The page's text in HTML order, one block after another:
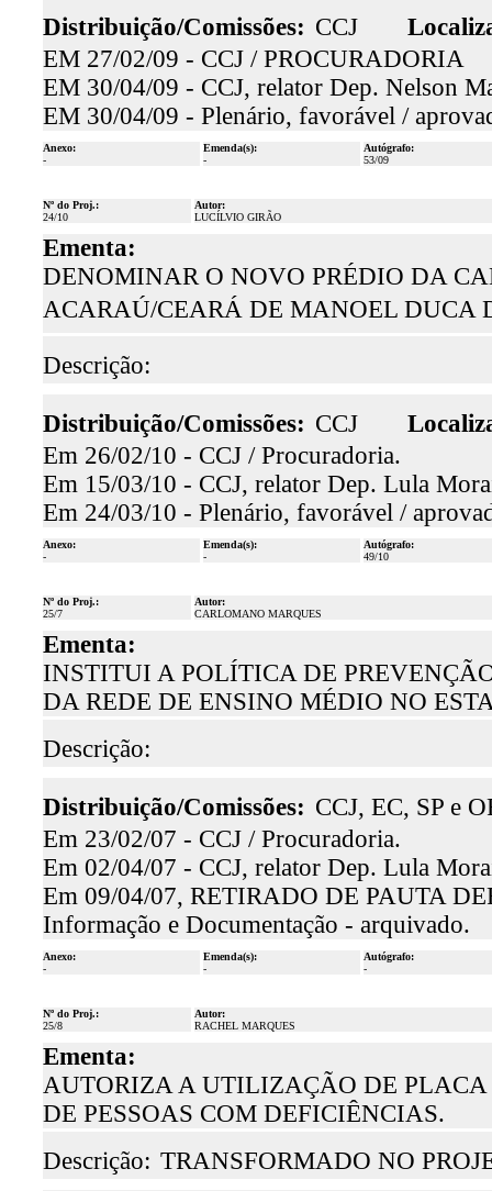
Distribuição/Comissões: CCJ
EM 27/02/09 - CCJ / PROCURADORIA
EM 30/04/09 - CCJ, relator Dep. Nelson
EM 30/04/09 - Plenário, favorável /
Anexo:
-
Emenda(s):
-
Autógrafo:
53/09
Nº do Proj.:
24/10
Autor:
LUCÍLVIO GIRÃO
Ementa:
DENOMINAR O NOVO PRÉDIO DA
ACARAÚ/CEARÁ DE MANOEL DUCA
Descrição:
Distribuição/Comissões: CCJ
Em 26/02/10 - CCJ / Procuradoria.
Em 15/03/10 - CCJ, relator Dep. Lula
Em 24/03/10 - Plenário, favorável /
Anexo:
-
Emenda(s):
-
Autógrafo:
49/10
Nº do Proj.:
25/7
Autor:
CARLOMANO MARQUES
Ementa:
INSTITUI A POLÍTICA DE
DA REDE DE ENSINO MÉDIO NO
Descrição:
Distribuição/Comissões: CCJ, EC, SP e
Em 23/02/07 - CCJ / Procuradoria.
Em 02/04/07 - CCJ, relator Dep. Lula
Em 09/04/07, RETIRADO DE PAUTA
Informação e Documentação - arquivado.
Anexo:
-
Emenda(s):
-
Autógrafo:
-
Nº do Proj.:
25/8
Autor:
RACHEL MARQUES
Ementa:
AUTORIZA A UTILIZAÇÃO DE PLACA
DE PESSOAS COM DEFICIÊNCIAS.
Descrição: TRANSFORMADO NO